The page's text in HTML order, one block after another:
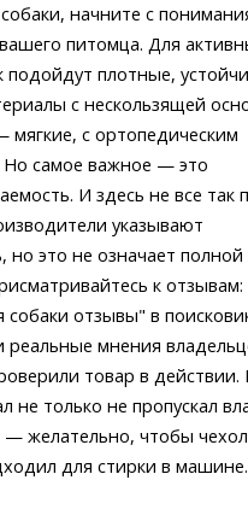
начните с
питомца. Для
плотные,
с нескользящей
с ортопедическим
Но самое важное — это
И здесь не все так
указывают
но это не означает
к
собаки отзывы" в
мнения
товар в действии.
не только не пропускал
— желательно, чтобы
для стирки в машине.